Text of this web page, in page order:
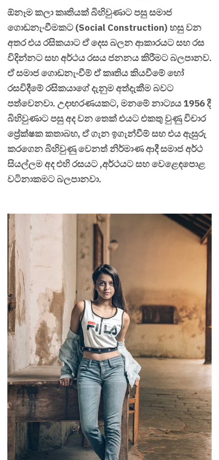
ඕනෑම කලා කෘතියක් බිහිවුණාට පසු සමාජ
ගොඩනැංවීමකට (Social Construction) හසු වන
අතර එය රසිකයාට ඒ දෙස බලන ආකාරයට සහ රස
විදින්නට සහ අර්ථය රසය ජනනය කිරීමට බලපානව.
ඒ සමාජ ගොඩනැංවීම් ඒ කෘතිය කියවීමේ හෝ
රසවිදීමේ රසිකයාගේ දැනුම අත්දැකීම බවට
පත්වෙනවා. උදාහරණයකට, මනමේ නාට්‍යය 1956 දී
බිහිවුණාට පසු අද වන තෙක් එයට එකතු වුණු විචාර
ප්‍රේක්ෂක කතාබහ, ඒ ගැන ඉගැන්වීම් සහ එය ඇසුරු
කරගෙන බිහිවුණු වෙනත් නිර්මාණ ආදී සමාජ අර්ථ
සියල්ලම අද එහි රසයට ,අර්ථයට සහ වෙළෙඳපොළ
වටිනාකමට බලපානවා.